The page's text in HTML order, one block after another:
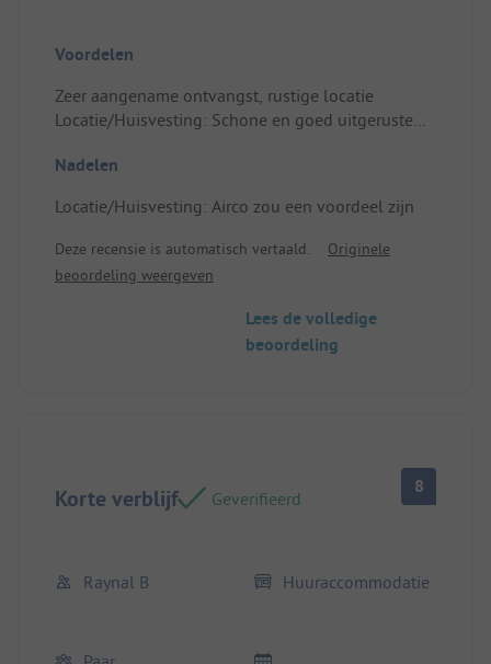
Voordelen
Zeer aangename ontvangst, rustige locatie
Locatie/Huisvesting: Schone en goed uitgeruste
Nadelen
Locatie/Huisvesting: Airco zou een voordeel zijn
Deze recensie is automatisch vertaald.
Originele
beoordeling weergeven
Lees de volledige
beoordeling
Korte verblijf Geverifieerd
8
Raynal B Huuraccommodatie